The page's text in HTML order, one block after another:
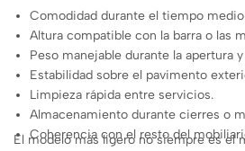
Comodidad durante el tiempo
Altura compatible con la barra o las
Peso manejable durante la apertura
Estabilidad sobre el pavimento
Limpieza rápida entre servicios.
Almacenamiento durante cierres o
Coherencia con el resto del
El modelo más ligero no siempre es el